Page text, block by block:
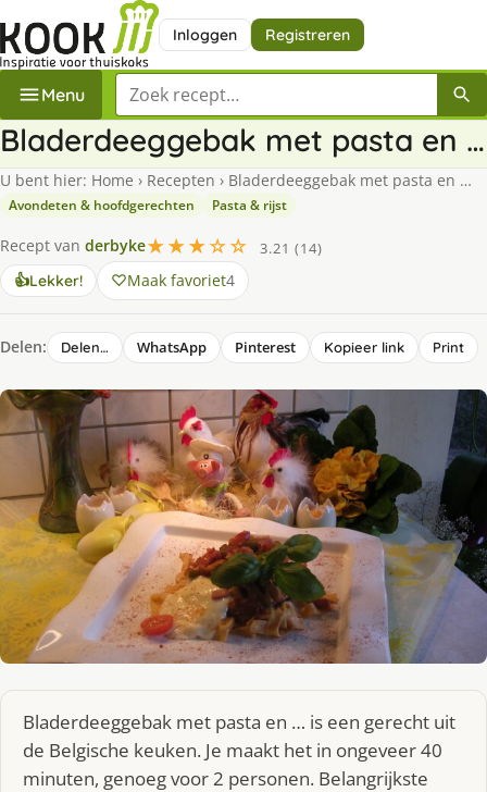
Inloggen Registreren
Menu Zoek een recept
Bladerdeeggebak met pasta en …
U bent hier: Home › Recepten › Bladerdeeggebak met pasta en …
Avondeten & hoofdgerechten Pasta & rijst
Recept van derbyke★★★☆☆
3.21 (14)
👍Lekker! Maak favoriet4
Delen: Delen… WhatsApp Pinterest Kopieer link Print
Bladerdeeggebak met pasta en … is een gerecht uit
de Belgische keuken. Je maakt het in ongeveer 40
minuten, genoeg voor 2 personen. Belangrijkste